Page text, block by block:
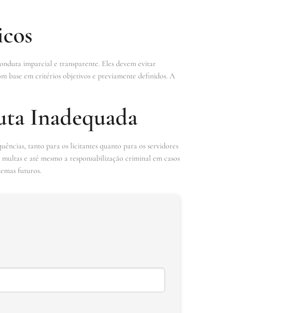
imparcial e transparente. Eles devem evitar
base em critérios objetivos e previamente definidos. A
Inadequada
tanto para os licitantes quanto para os servidores
e até mesmo a responsabilização criminal em casos
futuros.